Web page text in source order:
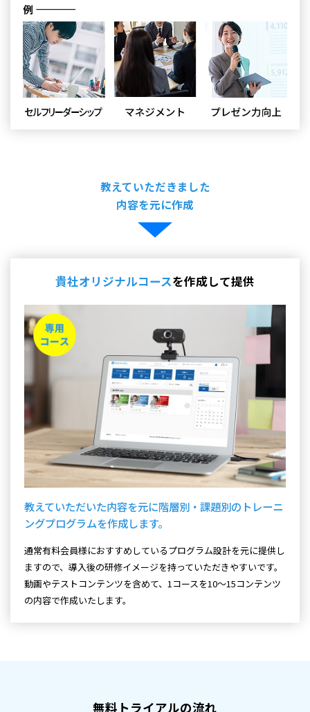
教えていただきました
内容を元に作成
貴社オリジナルコースを作成して提供
教えていただいた内容を元に階層別・課題別のトレーニ
ングプログラムを作成します。
通常有料会員様におすすめしているプログラム設計を元に提供し
ますので、導入後の研修イメージを持っていただきやすいです。
動画やテストコンテンツを含めて、1コースを10～15コンテンツ
の内容で作成いたします。
無料トライアルの流れ